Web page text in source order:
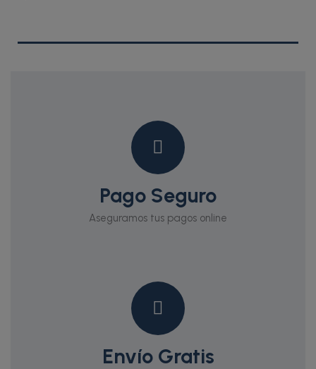
Pago Seguro
Aseguramos tus pagos online
Envío Gratis